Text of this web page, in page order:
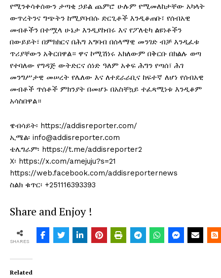
የሚንቀሳቀሰውን ታጣቂ ኃይል ጨምሮ ሁሉም የሚመለከታቸው አካላት
ውጥረትንና ግጭትን ከሚያባብሱ ድርጊቶች እንዲቆጠቡ፣ የሰብአዊ
መብቶችን በተሟላ ሁኔታ እንዲያከብሩ እና የፖለቲካ ልዩነቶችን
በውይይት፣ በምክክርና በሕግ አግባብ በሰላማዊ መንገድ ብቻ እንዲፈቱ
ጥሪያቸውን አቅርበዋል። ዋና ኮሚሽነሩ አክለውም በቅርቡ በክልሉ ወጣ
የተባለው የግዳጅ ውትድርና ሰነድ ዓለም አቀፍ ሕግን የጣሰ፣ ሕገ
መንግሥታዊ መሠረት የሌለው እና ለተደራራቢና ከፍተኛ ለሆነ የሰብአዊ
መብቶች ጥሰቶች ምክንያት በመሆኑ በአስቸኳይ ተፈጻሚነቱ እንዲቆም
አሳስበዋል።
ዌብሳይት፡ https://addisreporter.com/
ኢሜል፡ info@addisreporter.com
ቴሌግራም፡ https://t.me/addisreporter2
X፡ https://x.com/amejuju?s=21
https://web.facebook.com/addisreporternews
ስልክ ቁጥር፡ +251116393393
Share and Enjoy !
SHARES
Related